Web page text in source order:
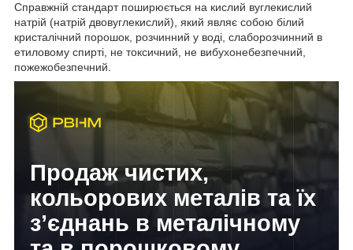
Справжній стандарт поширюється на кислий вуглекислий
натрій (натрій двовуглекислий), який являє собою білий
кристалічний порошок, розчинний у воді, слаборозчинний в
етиловому спирті, не токсичний, не вибухонебезпечний,
пожежобезпечний.
Продаж чистих,
кольорових металів та їх
з’єднань в металічному